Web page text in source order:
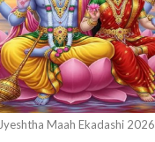
Jyeshtha Maah Ekadashi 2026